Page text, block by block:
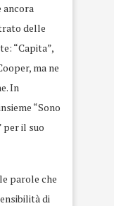
delle
“Capita”,
ma ne
In
“Sono
per il suo
parole che
di